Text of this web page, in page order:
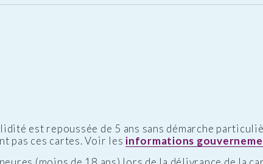
est repoussée de 5 ans sans démarche
pas ces cartes. Voir les informations